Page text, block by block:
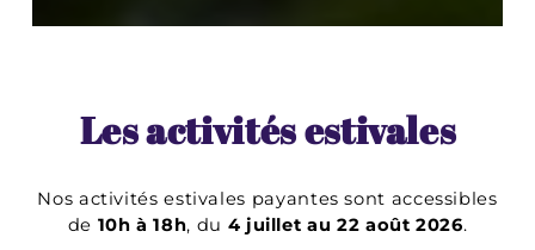
Les activités estivales
Nos activités estivales payantes sont accessibles
de 10h à 18h, du 4 juillet au 22 août 2026.